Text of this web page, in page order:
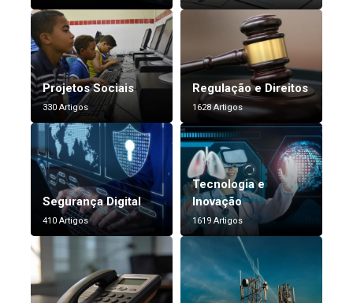
Projetos Sociais
330 Artigos
Regulação e Direitos
1628 Artigos
Segurança Digital
410 Artigos
Tecnologia e
Inovação
1619 Artigos